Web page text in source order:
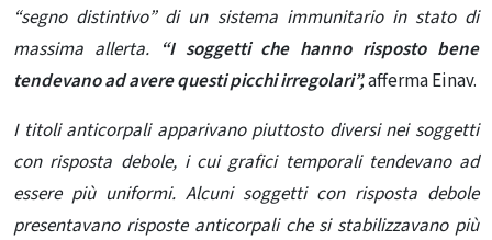
“segno distintivo” di un sistema immunitario in stato di
massima allerta. “I soggetti che hanno risposto bene
tendevano ad avere questi picchi irregolari”,afferma Einav.
I titoli anticorpali apparivano piuttosto diversi nei soggetti
con risposta debole, i cui grafici temporali tendevano ad
essere più uniformi. Alcuni soggetti con risposta debole
presentavano risposte anticorpali che si stabilizzavano più